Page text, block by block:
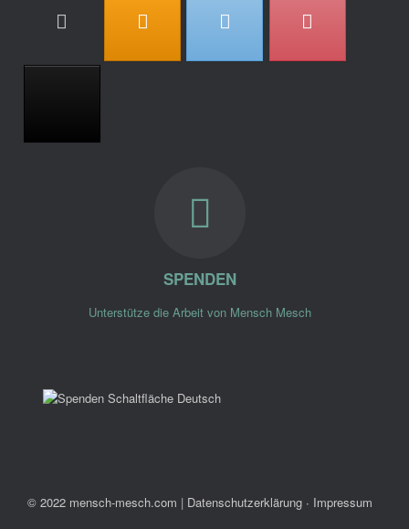
SPENDEN
Unterstütze die Arbeit von Mensch Mesch
© 2022 mensch-mesch.com | Datenschutzerklärung ∙ Impressum